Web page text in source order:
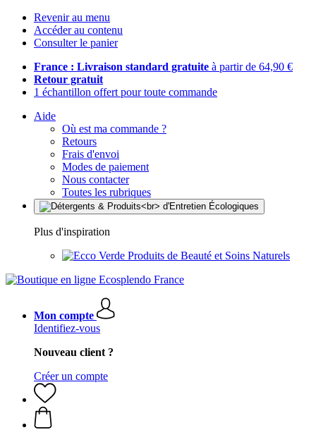
Revenir au menu
Accéder au contenu
Consulter le panier
France : Livraison standard gratuite à partir de 64,90 €
Retour gratuit
1 échantillon offert pour toute commande
Aide
Où est ma commande ?
Retours
Frais d'envoi
Modes de paiement
Nous contacter
Toutes les rubriques
Plus d'inspiration
Produits de Beauté et Soins Naturels
Mon compte
Identifiez-vous
Nouveau client ?
Créer un compte